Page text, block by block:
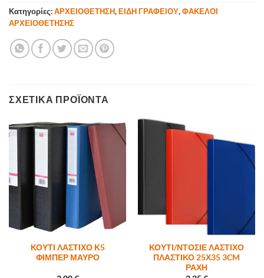
Κατηγορίες:ΑΡΧΕΙΟΘΕΤΗΣΗ,ΕΙΔΗ ΓΡΑΦΕΙΟΥ,ΦΑΚΕΛΟΙ
ΑΡΧΕΙΟΘΕΤΗΣΗΣ
ΣΧΕΤΙΚΆ ΠΡΟΪΌΝΤΑ
ΚΟΥΤΙ ΛΑΣΤΙΧΟ Κ5
ΦΙΜΠΕΡ ΜΑΥΡΟ
ΚΟΥΤΙ/ΝΤΟΣΙΕ ΛΑΣΤΙΧΟ
ΠΛΑΣΤΙΚΟ 25Χ35 3CM
ΡΑΧΗ